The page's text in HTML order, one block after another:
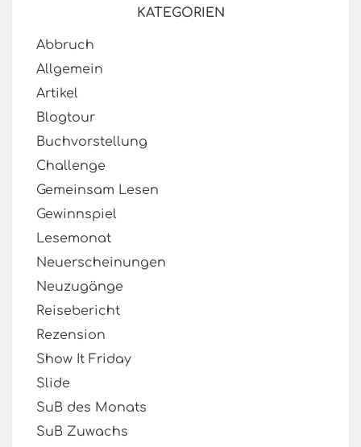
KATEGORIEN
Abbruch
Allgemein
Artikel
Blogtour
Buchvorstellung
Challenge
Gemeinsam Lesen
Gewinnspiel
Lesemonat
Neuerscheinungen
Neuzugänge
Reisebericht
Rezension
Show It Friday
Slide
SuB des Monats
SuB Zuwachs